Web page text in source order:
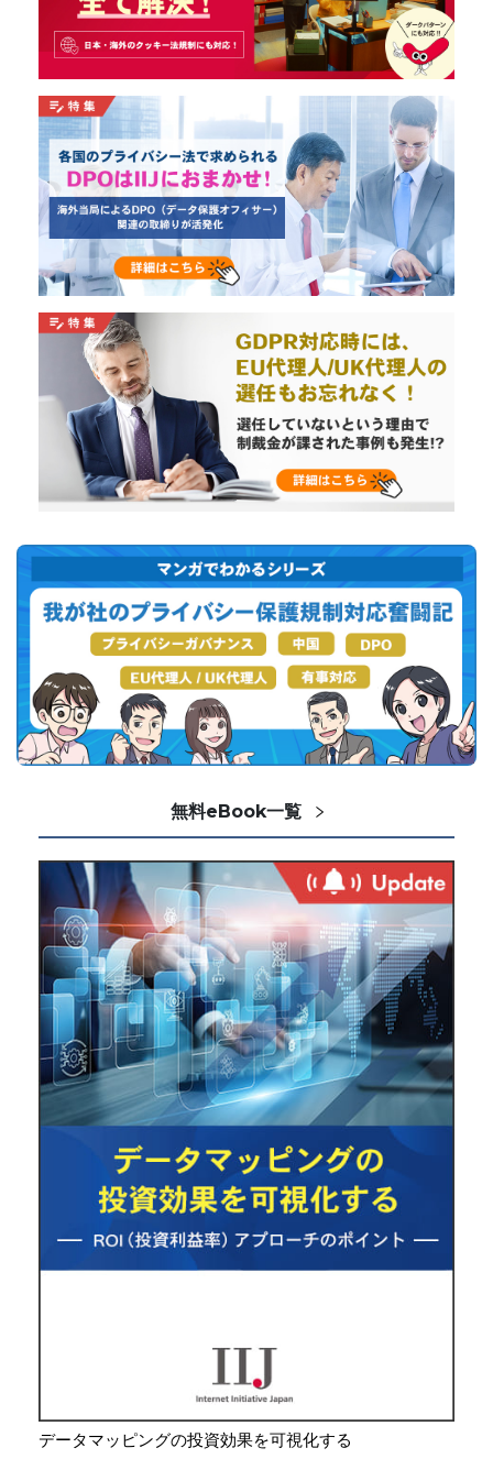
無料eBook一覧
データマッピングの投資効果を可視化する